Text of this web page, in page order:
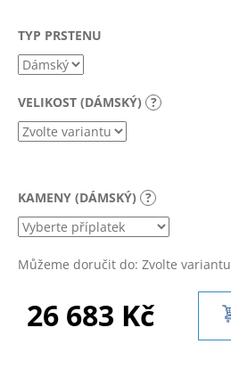
TYP PRSTENU
VELIKOST (DÁMSKÝ) ?
KAMENY (DÁMSKÝ) ?
Můžeme doručit do: Zvolte variantu
26 683 Kč
j
í
t
?
HLEDAT
o
p